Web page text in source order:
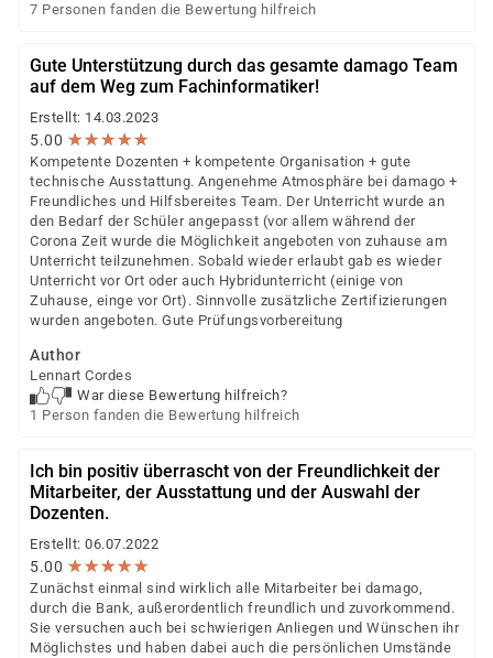
7 Personen fanden die Bewertung hilfreich
Gute Unterstützung durch das gesamte damago Team
auf dem Weg zum Fachinformatiker!
Erstellt: 14.03.2023
5.00 ★★★★★
★★★★★
Kompetente Dozenten + kompetente Organisation + gute
technische Ausstattung. Angenehme Atmosphäre bei damago +
Freundliches und Hilfsbereites Team. Der Unterricht wurde an
den Bedarf der Schüler angepasst (vor allem während der
Corona Zeit wurde die Möglichkeit angeboten von zuhause am
Unterricht teilzunehmen. Sobald wieder erlaubt gab es wieder
Unterricht vor Ort oder auch Hybridunterricht (einige von
Zuhause, einge vor Ort). Sinnvolle zusätzliche Zertifizierungen
wurden angeboten. Gute Prüfungsvorbereitung
Author
Lennart Cordes
War diese Bewertung hilfreich?
1 Person fanden die Bewertung hilfreich
Ich bin positiv überrascht von der Freundlichkeit der
Mitarbeiter, der Ausstattung und der Auswahl der
Dozenten.
Erstellt: 06.07.2022
5.00 ★★★★★
★★★★★
Zunächst einmal sind wirklich alle Mitarbeiter bei damago,
durch die Bank, außerordentlich freundlich und zuvorkommend.
Sie versuchen auch bei schwierigen Anliegen und Wünschen ihr
Möglichstes und haben dabei auch die persönlichen Umstände